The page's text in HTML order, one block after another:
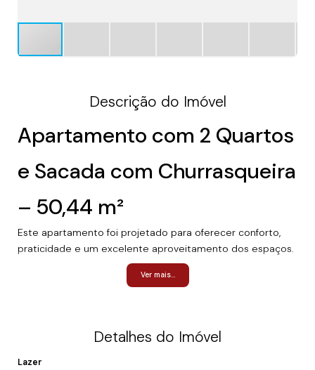
Descrição do Imóvel
Apartamento com 2 Quartos
e Sacada com Churrasqueira
– 50,44 m²
Este apartamento foi projetado para oferecer conforto,
praticidade e um excelente aproveitamento dos espaços.
50,44 m² de área privativa, a unidade é ideal para
quem busca o primeiro imóvel, deseja morar com
O imóvel conta com 2 dormitórios 1 banheiro
estar e sala de jantar integradas
, proporcionando um
ambiente moderno e acolhedor para o dia a dia. A cozinha
Ver mais...
Detalhes do Imóvel
Lazer